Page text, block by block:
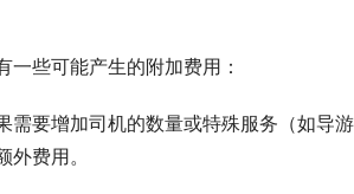
一些可能产生的附加费用：
需要增加司机的数量或特殊服务（如导游
费用。